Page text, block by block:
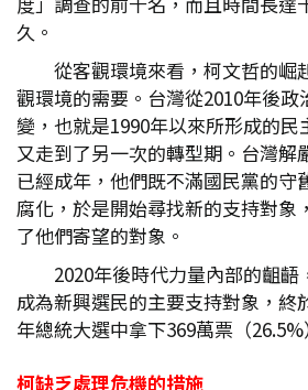
久。
從客觀環境來看，柯文哲的崛
觀環境的需要。台灣從2010年後
變，也就是1990年以來所形成的
又走到了另一次的轉型期。台灣解
已經成年，他們既不滿國民黨的守
腐化，於是開始尋找新的支持對象
了他們寄望的對象。
2020年後時代力量內部的齟齬
成為新興選民的主要支持對象，終
年總統大選中拿下369萬票（26.5%
柯缺乏處理危機的措施